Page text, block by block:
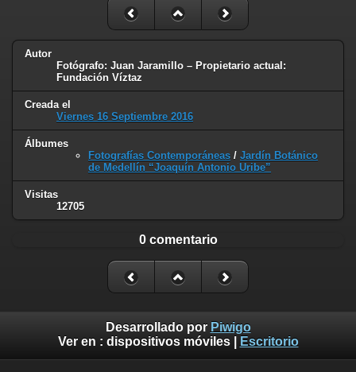
Autor
Fotógrafo: Juan Jaramillo – Propietario actual:
Fundación Víztaz
Creada el
Viernes 16 Septiembre 2016
Álbumes
Fotografías Contemporáneas / Jardín Botánico
de Medellín “Joaquín Antonio Uribe”
Visitas
12705
0 comentario
Desarrollado por Piwigo
Ver en : dispositivos móviles| Escritorio